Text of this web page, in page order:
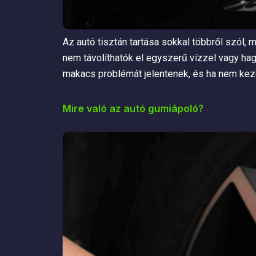
Az autó tisztán tartása sokkal többről szól,
nem távolíthatók el egyszerű vízzel vagy
makacs problémát jelentenek, és ha nem
Mire való az autó gumiápoló?